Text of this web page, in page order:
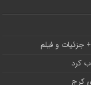
و فیلم